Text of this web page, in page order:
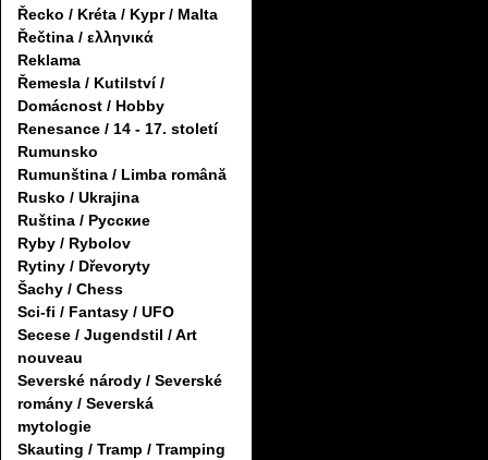
Řecko / Kréta / Kypr / Malta
Řečtina / ελληνικά
Reklama
Řemesla / Kutilství /
Domácnost / Hobby
Renesance / 14 - 17. století
Rumunsko
Rumunština / Limba română
Rusko / Ukrajina
Ruština / Русские
Ryby / Rybolov
Rytiny / Dřevoryty
Šachy / Chess
Sci-fi / Fantasy / UFO
Secese / Jugendstil / Art
nouveau
Severské národy / Severské
romány / Severská
mytologie
Skauting / Tramp / Tramping